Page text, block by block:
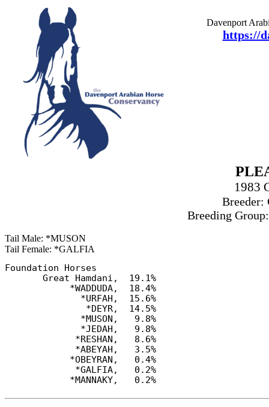
Davenport
https://
1983
Breeder:
Breeding
Tail Male: *MUSON
Tail Female: *GALFIA
Foundation Horses
       Great Hamdani,  19.1%
            *WADDUDA,  18.4%
              *URFAH,  15.6%
               *DEYR,  14.5%
              *MUSON,   9.8%
              *JEDAH,   9.8%
             *RESHAN,   8.6%
             *ABEYAH,   3.5%
            *OBEYRAN,   0.4%
             *GALFIA,   0.2%